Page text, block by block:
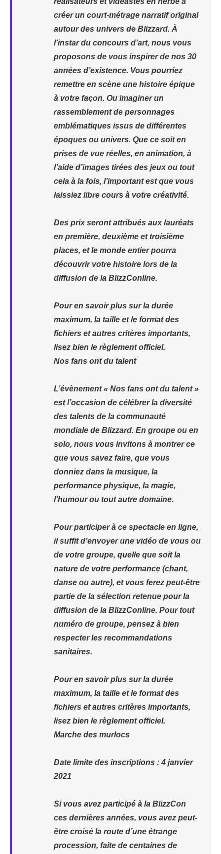
créer un court-métrage narratif original
autour des univers de Blizzard. À
l’instar du concours d’art, nous vous
proposons de vous inspirer de nos 30
années d’existence. Vous pourriez
remettre en scène une histoire épique
à votre façon. Ou imaginer un
rassemblement de personnages
emblématiques issus de différentes
époques ou univers. Que ce soit en
prises de vue réelles, en animation, à
l’aide d’images tirées des jeux ou tout
cela à la fois, l’important est que vous
laissiez libre cours à votre créativité.
Des prix seront attribués aux lauréats
en première, deuxième et troisième
places, et le monde entier pourra
découvrir votre histoire lors de la
diffusion de la BlizzConline.
Pour en savoir plus sur la durée
maximum, la taille et le format des
fichiers et autres critères importants,
lisez bien le règlement officiel.
Nos fans ont du talent
L’évènement « Nos fans ont du talent »
est l’occasion de célébrer la diversité
des talents de la communauté
mondiale de Blizzard. En groupe ou en
solo, nous vous invitons à montrer ce
que vous savez faire, que vous
donniez dans la musique, la
performance physique, la magie,
l’humour ou tout autre domaine.
Pour participer à ce spectacle en ligne,
il suffit d’envoyer une vidéo de vous ou
de votre groupe, quelle que soit la
nature de votre performance (chant,
danse ou autre), et vous ferez peut-être
partie de la sélection retenue pour la
diffusion de la BlizzConline. Pour tout
numéro de groupe, pensez à bien
respecter les recommandations
sanitaires.
Pour en savoir plus sur la durée
maximum, la taille et le format des
fichiers et autres critères importants,
lisez bien le règlement officiel.
Marche des murlocs
Date limite des inscriptions : 4 janvier
2021
Si vous avez participé à la BlizzCon
ces dernières années, vous avez peut-
être croisé la route d’une étrange
procession, faite de centaines de